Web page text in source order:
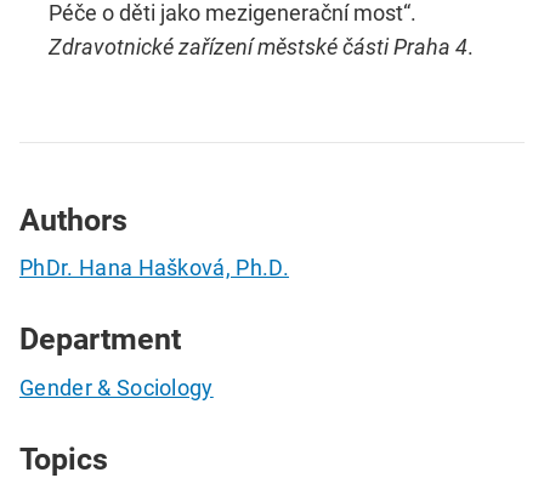
Péče o děti jako mezigenerační most“.
Zdravotnické zařízení městské části Praha 4.
Authors
PhDr. Hana Hašková, Ph.D.
Department
Gender & Sociology
Topics